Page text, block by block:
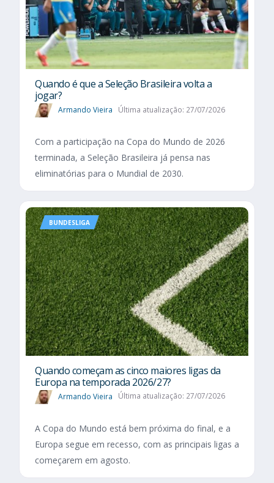
Quando é que a Seleção Brasileira volta a
jogar?
Armando Vieira Última atualização: 27/07/2026
Com a participação na Copa do Mundo de 2026
terminada, a Seleção Brasileira já pensa nas
eliminatórias para o Mundial de 2030.
BUNDESLIGA
Quando começam as cinco maiores ligas da
Europa na temporada 2026/27?
Armando Vieira Última atualização: 27/07/2026
A Copa do Mundo está bem próxima do final, e a
Europa segue em recesso, com as principais ligas a
começarem em agosto.